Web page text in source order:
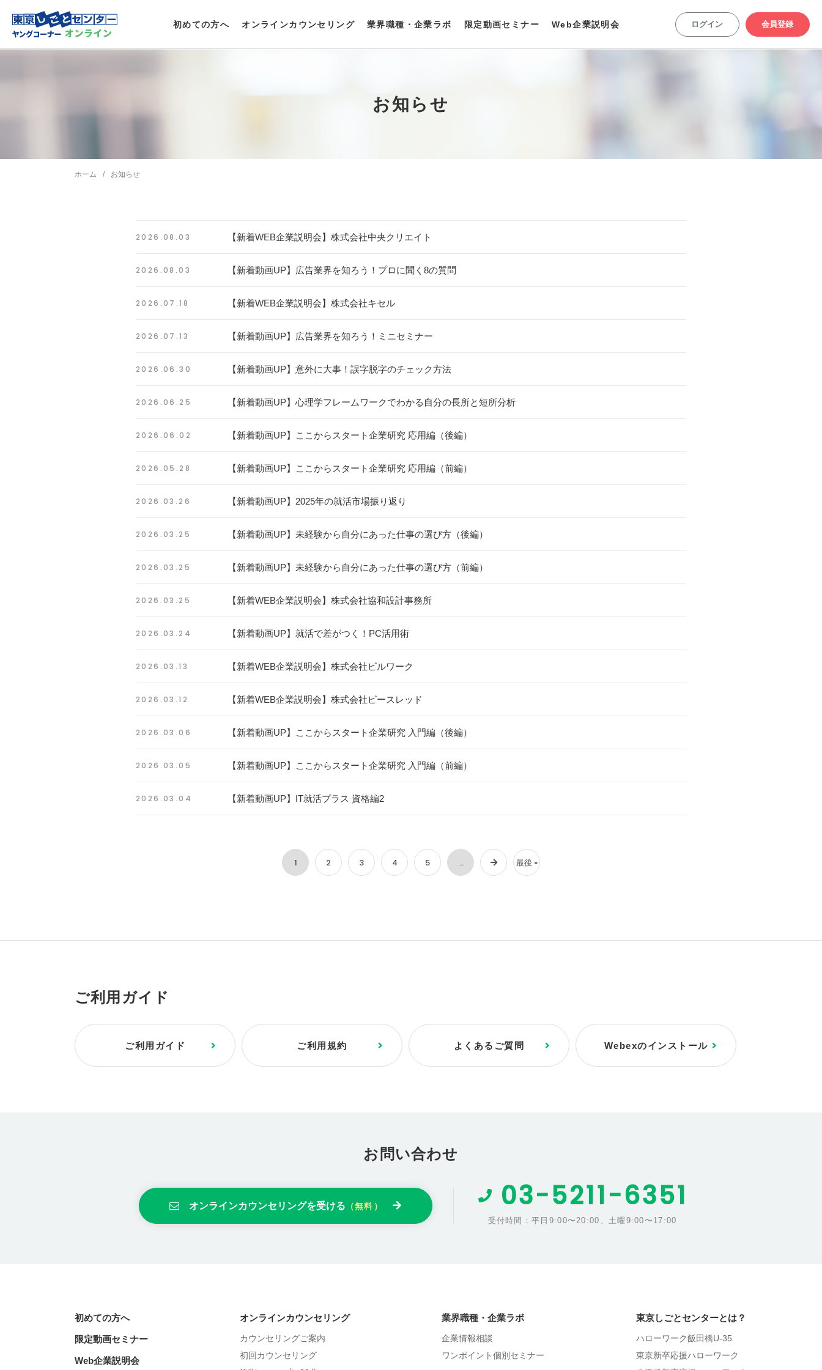
東京しごとセンター ヤングコーナー
スペシャルサイト
初めての方へ オンラインカウンセリング 業界職種・企業ラボ 限定動画セミナー Web企業説明会 ログイン 会員登録
お知らせ
ホーム お知らせ
2026.08.03 【新着WEB企業説明会】株式会社中央クリエイト
2026.08.03 【新着動画UP】広告業界を知ろう！プロに聞く8の質問
2026.07.18 【新着WEB企業説明会】株式会社キセル
2026.07.13 【新着動画UP】広告業界を知ろう！ミニセミナー
2026.06.30 【新着動画UP】意外に大事！誤字脱字のチェック方法
2026.06.25 【新着動画UP】心理学フレームワークでわかる自分の長所と短所分析
2026.06.02 【新着動画UP】ここからスタート企業研究 応用編（後編）
2026.05.28 【新着動画UP】ここからスタート企業研究 応用編（前編）
2026.03.26 【新着動画UP】2025年の就活市場振り返り
2026.03.25 【新着動画UP】未経験から自分にあった仕事の選び方（後編）
2026.03.25 【新着動画UP】未経験から自分にあった仕事の選び方（前編）
2026.03.25 【新着WEB企業説明会】株式会社協和設計事務所
2026.03.24 【新着動画UP】就活で差がつく！PC活用術
2026.03.13 【新着WEB企業説明会】株式会社ビルワーク
2026.03.12 【新着WEB企業説明会】株式会社ビースレッド
2026.03.06 【新着動画UP】ここからスタート企業研究 入門編（後編）
2026.03.05 【新着動画UP】ここからスタート企業研究 入門編（前編）
2026.03.04 【新着動画UP】IT就活プラス 資格編2
1 2 3 4 5 ... 最後 »
ご利用ガイド
ご利用ガイド ご利用規約 よくあるご質問 Webexのインストール
お問い合わせ
オンラインカウンセリングを受ける （無料） 03-5211-6351
受付時間：平日9:00〜20:00、土曜9:00〜17:00
初めての方へ
限定動画セミナー
Web企業説明会
オンラインカウンセリング
カウンセリングご案内
初回カウンセリング
業界職種・企業ラボ
企業情報相談
ワンポイント個別セミナー
東京しごとセンターとは？
ハローワーク飯田橋U-35
東京新卒応援ハローワーク